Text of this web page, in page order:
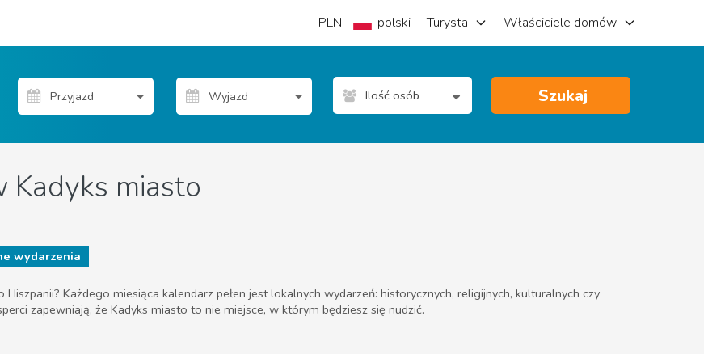
PLN polski Turysta Właściciele domów
Ilość osób Szukaj
Kadyks miasto
wydarzenia
Każdego miesiąca kalendarz pełen jest lokalnych wydarzeń: historycznych, religijnych, kulturalnych czy
zapewniają, że Kadyks miasto to nie miejsce, w którym będziesz się nudzić.